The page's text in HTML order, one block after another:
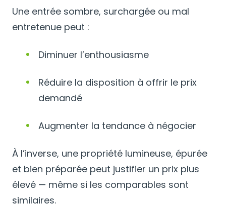
Une entrée sombre, surchargée ou mal
entretenue peut :
Diminuer l’enthousiasme
Réduire la disposition à offrir le prix
demandé
Augmenter la tendance à négocier
À l’inverse, une propriété lumineuse, épurée
et bien préparée peut justifier un prix plus
élevé — même si les comparables sont
similaires.